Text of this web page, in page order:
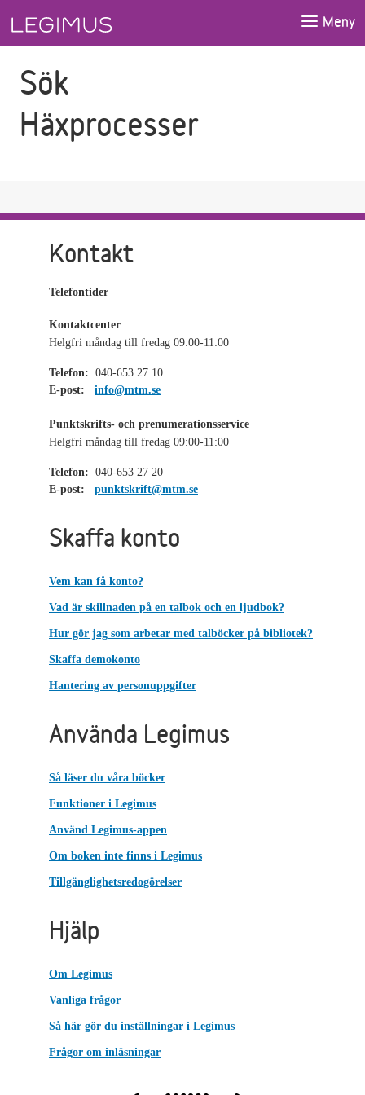
Meny
Sök
Häxprocesser
Kontakt
Telefontider
Kontaktcenter
Helgfri måndag till fredag 09:00-11:00
Telefon: 040-653 27 10
E-post:
info@mtm.se
Punktskrifts- och prenumerationsservice
Helgfri måndag till fredag 09:00-11:00
Telefon: 040-653 27 20
E-post:
punktskrift@mtm.se
Skaffa konto
Vem kan få konto?
Vad är skillnaden på en talbok och en ljudbok?
Hur gör jag som arbetar med talböcker på bibliotek?
Skaffa demokonto
Hantering av personuppgifter
Använda Legimus
Så läser du våra böcker
Funktioner i Legimus
Använd Legimus-appen
Om boken inte finns i Legimus
Tillgänglighetsredogörelser
Hjälp
Om Legimus
Vanliga frågor
Så här gör du inställningar i Legimus
Frågor om inläsningar